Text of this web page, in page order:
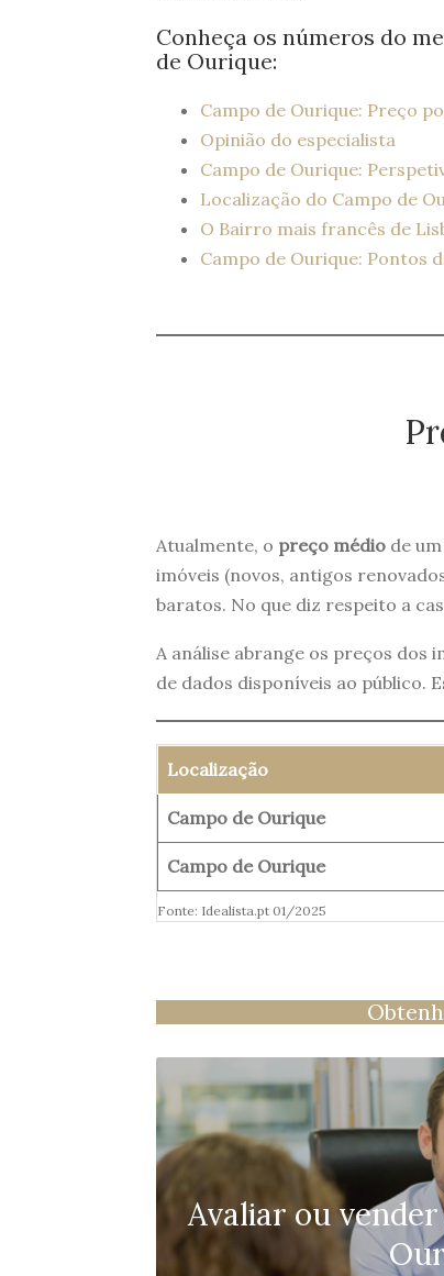
Conheça os números do
de Ourique:
Campo de Ourique: Preço
Opinião do especialista
Campo de Ourique:
Localização do Campo de
O Bairro mais francês de
Campo de Ourique: Pontos
Atualmente, o preço médio de um
imóveis (novos, antigos
baratos. No que diz respeito a
A análise abrange os preços dos
de dados disponíveis ao público.
Localização
Campo de Ourique
Campo de Ourique
Fonte: Idealista.pt 01/2025
Avaliar ou